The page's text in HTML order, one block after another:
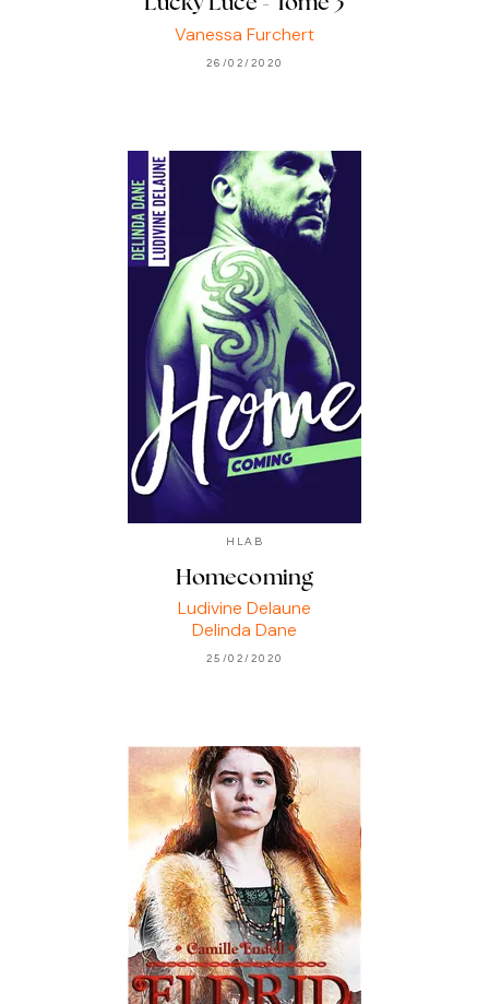
Vanessa Furchert
26/02/2020
HLAB
Homecoming
Ludivine Delaune
Delinda Dane
25/02/2020